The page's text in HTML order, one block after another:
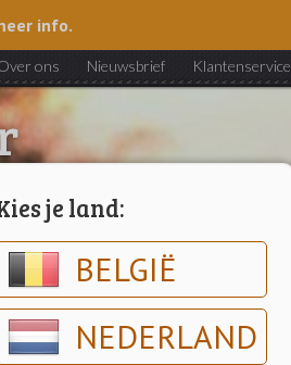
je land:
BELGIË
NEDERLAND
info.
ons Nieuwsbrief Klantenservice
& gebak